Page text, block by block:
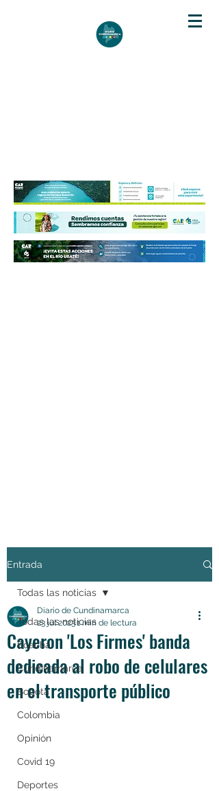
Entrada
Todas las noticias
Soacha
Cundinamarca
Bogotá
Colombia
Opinión
Covid 19
Deportes
Todas las noticias
Cayeron 'Los Firmes' banda
dedicada al robo de celulares
en el transporte público
Diario de Cundinamarca
23 jul 20231 min de lectura